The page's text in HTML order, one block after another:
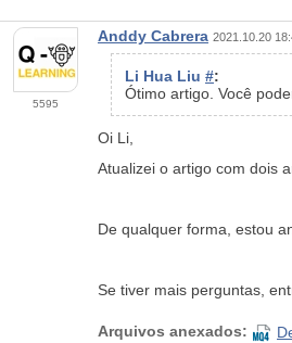
5595
Anddy Cabrera 2021.10.20
Li Hua Liu #:
Ótimo artigo. Você
Oi Li,
Atualizei o artigo com dois
De qualquer forma, estou
Se tiver mais perguntas,
Arquivos anexados: